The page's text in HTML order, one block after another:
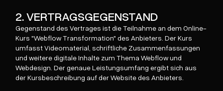
2. VERTRAGSGEGENSTAND
Gegenstand des Vertrages ist die Teilnahme an dem Online-
Kurs "Webflow Transformation" des Anbieters. Der Kurs
umfasst Videomaterial, schriftliche Zusammenfassungen
und weitere digitale Inhalte zum Thema Webflow und
Webdesign. Der genaue Leistungsumfang ergibt sich aus
der Kursbeschreibung auf der Website des Anbieters.